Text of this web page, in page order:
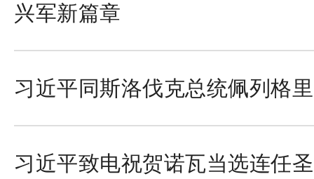
兴军新篇章
习近平同斯洛伐克总统佩列格
习近平致电祝贺诺瓦当选连任